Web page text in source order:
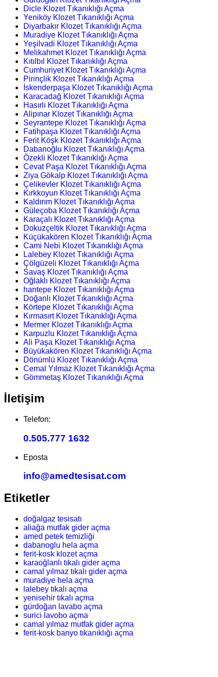
Dicle Klozet Tıkanıklığı Açma
Yeniköy Klozet Tıkanıklığı Açma
Diyarbakır Klozet Tıkanıklığı Açma
Muradiye Klozet Tıkanıklığı Açma
Yeşilvadi Klozet Tıkanıklığı Açma
Melikahmet Klozet Tıkanıklığı Açma
Kıtılbıl Klozet Tıkanıklığı Açma
Cumhuriyet Klozet Tıkanıklığı Açma
Pirinçlik Klozet Tıkanıklığı Açma
İskenderpaşa Klozet Tıkanıklığı Açma
Karacadağ Klozet Tıkanıklığı Açma
Hasırlı Klozet Tıkanıklığı Açma
Alipınar Klozet Tıkanıklığı Açma
Seyrantepe Klozet Tıkanıklığı Açma
Fatihpaşa Klozet Tıkanıklığı Açma
Ferit Köşk Klozet Tıkanıklığı Açma
Dabanoğlu Klozet Tıkanıklığı Açma
Özekli Klozet Tıkanıklığı Açma
Cevat Paşa Klozet Tıkanıklığı Açma
Ziya Gökalp Klozet Tıkanıklığı Açma
Çelikevler Klozet Tıkanıklığı Açma
Kırkkoyun Klozet Tıkanıklığı Açma
Kaldırım Klozet Tıkanıklığı Açma
Güleçoba Klozet Tıkanıklığı Açma
Karaçalı Klozet Tıkanıklığı Açma
Dokuzçeltik Klozet Tıkanıklığı Açma
Küçükakören Klozet Tıkanıklığı Açma
Cami Nebi Klozet Tıkanıklığı Açma
Lalebey Klozet Tıkanıklığı Açma
Çölgüzeli Klozet Tıkanıklığı Açma
Savaş Klozet Tıkanıklığı Açma
Oğlaklı Klozet Tıkanıklığı Açma
hantepe Klozet Tıkanıklığı Açma
Doğanlı Klozet Tıkanıklığı Açma
Körtepe Klozet Tıkanıklığı Açma
Kırmasırt Klozet Tıkanıklığı Açma
Mermer Klozet Tıkanıklığı Açma
Karpuzlu Klozet Tıkanıklığı Açma
Ali Paşa Klozet Tıkanıklığı Açma
Büyükakören Klozet Tıkanıklığı Açma
Dönümlü Klozet Tıkanıklığı Açma
Cemal Yılmaz Klozet Tıkanıklığı Açma
Gömmetaş Klozet Tıkanıklığı Açma
İletişim
Telefon:
0.505.777 1632
Eposta
info@amedtesisat.com
Etiketler
doğalgaz tesisatı
aliağa mutfak gider açma
amed petek temizliği
dabanoglu hela açma
ferit-kosk klozet açma
karaoğlanlı tıkalı gider açma
camal yılmaz tıkalı gider açma
muradiye hela açma
lalebey tıkalı açma
yenisehir tıkalı açma
gürdoğan lavabo açma
surici lavobo açma
camal yılmaz mutfak gider açma
ferit-kosk banyo tıkanıklığı açma